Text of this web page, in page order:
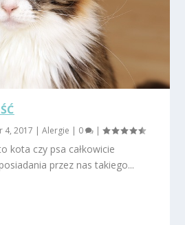
4, 2017 |Alergie | 0 |
kota czy psa całkowicie
przez nas takiego...